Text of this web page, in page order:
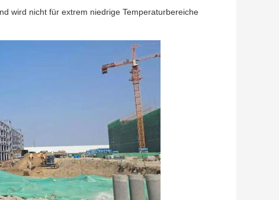
wird nicht für extrem niedrige Temperaturbereiche